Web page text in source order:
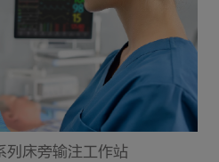
列床旁输注工作站